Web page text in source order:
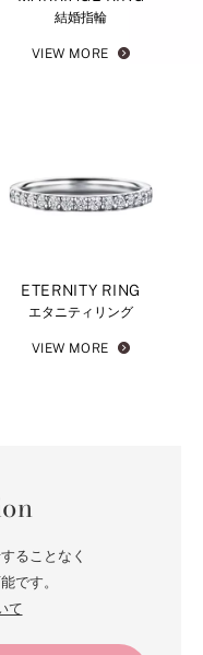
結婚指輪
VIEW MORE
ETERNITY RING
エタニティリング
VIEW MORE
ることなく
です。
て